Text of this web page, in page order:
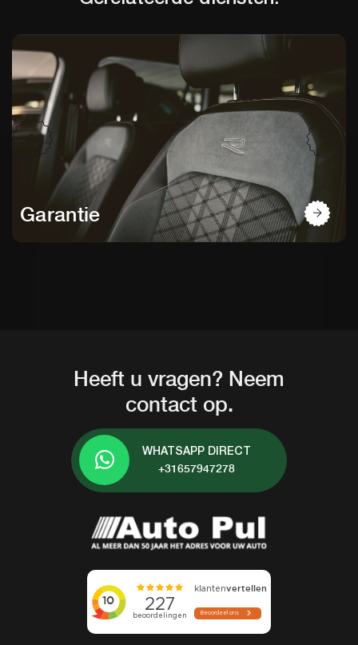
Garantie
Heeft u vragen? Neem
contact op.
WHATSAPP DIRECT
+31657947278